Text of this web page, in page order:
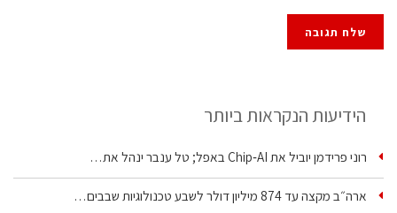
הידיעות הנקראות ביותר
רוני פרידמן יוביל את Chip‑AI באפל; טל ענבר ינהל את…
ארה״ב מקצה עד 874 מיליון דולר לשבע טכנולוגיות שבבים…